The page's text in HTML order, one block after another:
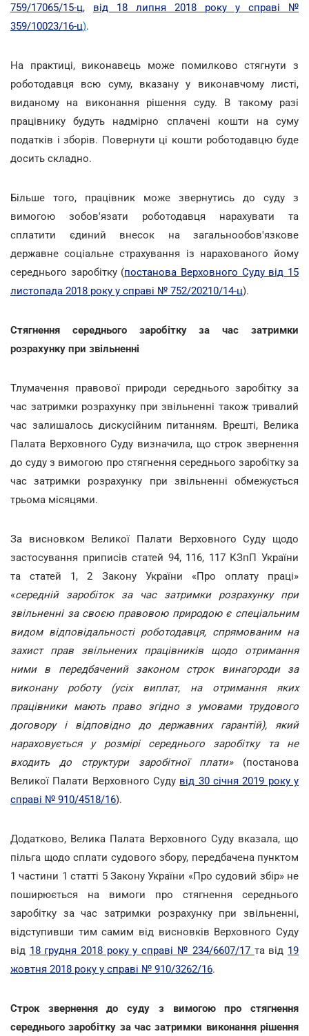
759/17065/15-ц, від 18 липня 2018 року у справі №
359/10023/16-ц).
На практиці, виконавець може помилково стягнути з
роботодавця всю суму, вказану у виконавчому листі,
виданому на виконання рішення суду. В такому разі
працівнику будуть надмірно сплачені кошти на суму
податків і зборів. Повернути ці кошти роботодавцю буде
досить складно.
Більше того, працівник може звернутись до суду з
вимогою зобов'язати роботодавця нарахувати та
сплатити єдиний внесок на загальнообов'язкове
державне соціальне страхування із нарахованого йому
середнього заробітку (постанова Верховного Суду від 15
листопада 2018 року у справі № 752/20210/14-ц).
Стягнення середнього заробітку за час затримки
розрахунку при звільненні
Тлумачення правової природи середнього заробітку за
час затримки розрахунку при звільненні також тривалий
час залишалось дискусійним питанням. Врешті, Велика
Палата Верховного Суду визначила, що строк звернення
до суду з вимогою про стягнення середнього заробітку за
час затримки розрахунку при звільненні обмежується
трьома місяцями.
За висновком Великої Палати Верховного Суду щодо
застосування приписів статей 94, 116, 117 КЗпП України
та статей 1, 2 Закону України «Про оплату праці»
«середній заробіток за час затримки розрахунку при
звільненні за своєю правовою природою є спеціальним
видом відповідальності роботодавця, спрямованим на
захист прав звільнених працівників щодо отримання
ними в передбачений законом строк винагороди за
виконану роботу (усіх виплат, на отримання яких
працівники мають право згідно з умовами трудового
договору і відповідно до державних гарантій), який
нараховується у розмірі середнього заробітку та не
входить до структури заробітної плати»(постанова
Великої Палати Верховного Суду від 30 січня 2019 року у
справі № 910/4518/16).
Додатково, Велика Палата Верховного Суду вказала, що
пільга щодо сплати судового збору, передбачена пунктом
1 частини 1 статті 5 Закону України «Про судовий збір» не
поширюється на вимоги про стягнення середнього
заробітку за час затримки розрахунку при звільненні,
відступивши тим самим від висновків Верховного Суду
від 18 грудня 2018 року у справі № 234/6607/17 та від 19
жовтня 2018 року у справі № 910/3262/16.
Строк звернення до суду з вимогою про стягнення
середнього заробітку за час затримки виконання рішення